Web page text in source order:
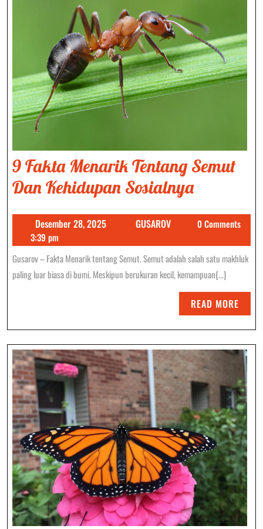
9 Fakta Menarik Tentang Semut
Dan Kehidupan Sosialnya9
Menarik
Tentang
Semut
Dan
Sosialnya
Desember 28, 2025DesemberGUSAROVGUSAROV0 Comments
3:39 pm
Gusarov – Fakta Menarik tentang Semut. Semut adalah salah satu makhluk
paling luar biasa di bumi. Meskipun berukuran kecil, kemampuan{...}
READ MORE
MORE